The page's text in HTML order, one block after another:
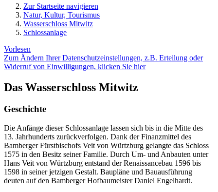
Zur Startseite navigieren
Natur, Kultur, Tourismus
Wasserschloss Mitwitz
Schlossanlage
Vorlesen
Zum Ändern Ihrer Datenschutzeinstellungen, z.B. Erteilung oder
Widerruf von Einwilligungen, klicken Sie hier
Das Wasserschloss Mitwitz
Geschichte
Die Anfänge dieser Schlossanlage lassen sich bis in die Mitte des
13. Jahrhunderts zurückverfolgen. Dank der Finanzmittel des
Bamberger Fürstbischofs Veit von Würtzburg gelangte das Schloss
1575 in den Besitz seiner Familie. Durch Um- und Anbauten unter
Hans Veit von Würtzburg entstand der Renaissancebau 1596 bis
1598 in seiner jetzigen Gestalt. Baupläne und Bauausführung
deuten auf den Bamberger Hofbaumeister Daniel Engelhardt.